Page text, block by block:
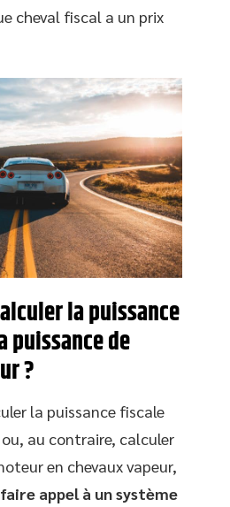
cheval fiscal a un prix
la puissance
puissance de
?
la puissance fiscale
au contraire, calculer
en chevaux vapeur,
appel à un système